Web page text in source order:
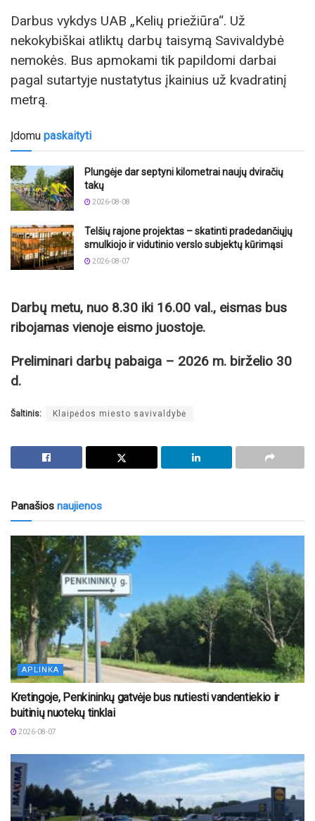
Darbus vykdys UAB „Kelių priežiūra“. Už
nekokybiškai atliktų darbų taisymą Savivaldybė
nemokės. Bus apmokami tik papildomi darbai
pagal sutartyje nustatytus įkainius už kvadratinį
metrą.
Įdomu paskaityti
Plungėje dar septyni kilometrai naujų dviračių
takų
2026-08-08
Telšių rajone projektas – skatinti pradedančiųjų
smulkiojo ir vidutinio verslo subjektų kūrimąsi
2026-08-07
Darbų metu, nuo 8.30 iki 16.00 val., eismas bus
ribojamas vienoje eismo juostoje.
Preliminari darbų pabaiga – 2026 m. birželio 30
d.
Šaltinis: Klaipėdos miesto savivaldybė
Panašios naujienos
APLINKA
Kretingoje, Penkininkų gatvėje bus nutiesti vandentiekio ir
buitinių nuotekų tinklai
2026-08-07